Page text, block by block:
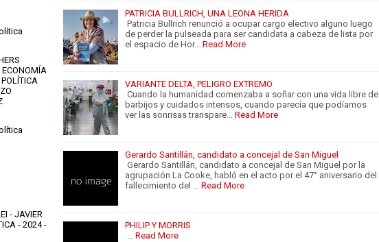
- JAVIER
- 2024 -
PATRICIA BULLRICH, UNA LEONA HERIDA
Patricia Bullrich renunció a ocupar cargo electivo alguno luego
de perder la pulseada para ser candidata a cabeza de lista por
el espacio de Hor…
Read More
VARIANTE DELTA, PELIGRO EXTREMO
Cuando la humanidad comenzaba a soñar con una vida libre de
barbijos y cuidados intensos, cuando parecía que podíamos
ver las sonrisas transpare…
Read More
Gerardo Santillán, candidato a concejal de San Miguel
Gerardo Santillán, candidato a concejal de San Miguel por la
agrupación La Cooke, habló en el acto por el 47° aniversario del
fallecimiento del …
Read More
PHILIP Y MORRIS
Read More